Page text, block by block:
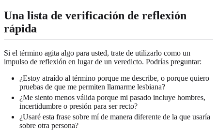
Una lista de verificación de reflexión
rápida
Si el término agita algo para usted, trate de utilizarlo como un
impulso de reflexión en lugar de un veredicto. Podrías preguntar:
¿Estoy atraído al término porque me describe, o porque quiero
pruebas de que me permiten llamarme lesbiana?
¿Me siento menos válida porque mi pasado incluye hombres,
incertidumbre o presión para ser recto?
¿Usaré esta frase sobre mí de manera diferente de la que usaría
sobre otra persona?